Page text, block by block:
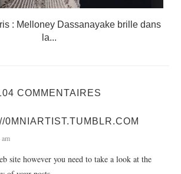
: Melloney Dassanayake brille dans
la...
COMMENTAIRES
0MNIARTIST.TUMBLR.COM
site however you need to take a look at the